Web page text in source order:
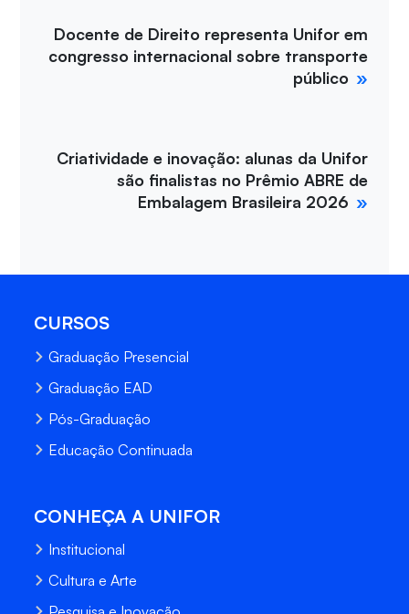
Docente de Direito representa Unifor em
congresso internacional sobre transporte
público
Criatividade e inovação: alunas da Unifor
são finalistas no Prêmio ABRE de
Embalagem Brasileira 2026
CURSOS
Graduação Presencial
Graduação EAD
Pós-Graduação
Educação Continuada
CONHEÇA A UNIFOR
Institucional
Cultura e Arte